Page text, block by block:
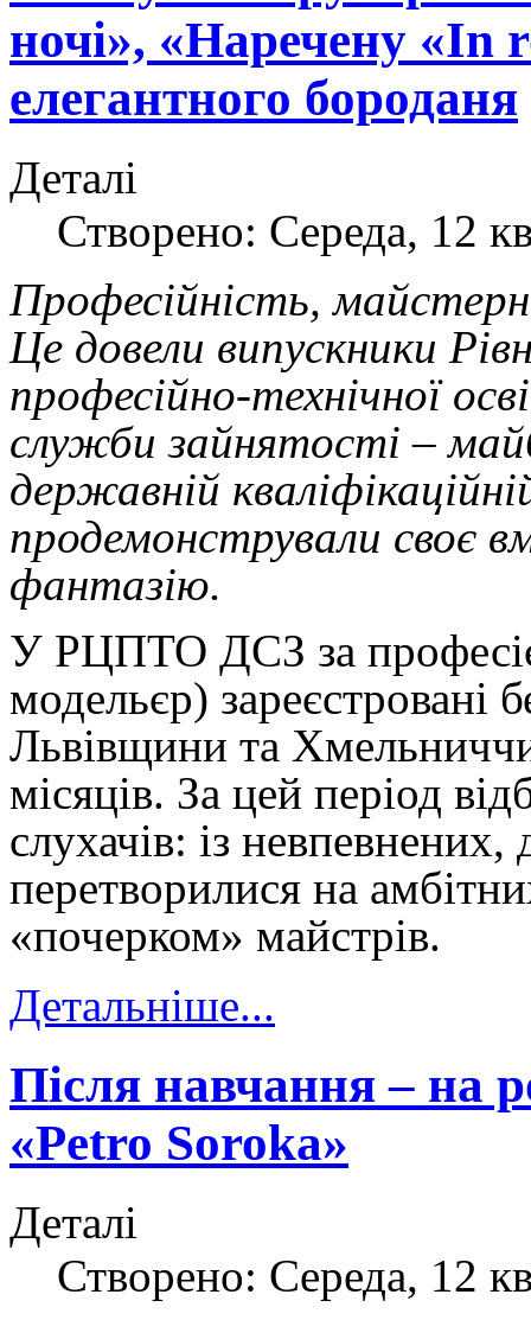
ночі», «Наречену «In
елегантного бороданя
Деталі
Створено: Середа, 12
Професійність,
Це довели випускники
професійно-технічної
служби зайнятості –
державній
продемонстрували своє
фантазію.
У РЦПТО ДСЗ за
модельєр) зареєстровані
Львівщини та
місяців. За цей період
слухачів: із
перетворилися на
«почерком» майстрів.
Детальніше...
Після навчання – на
«Petro Soroka»
Деталі
Створено: Середа, 12